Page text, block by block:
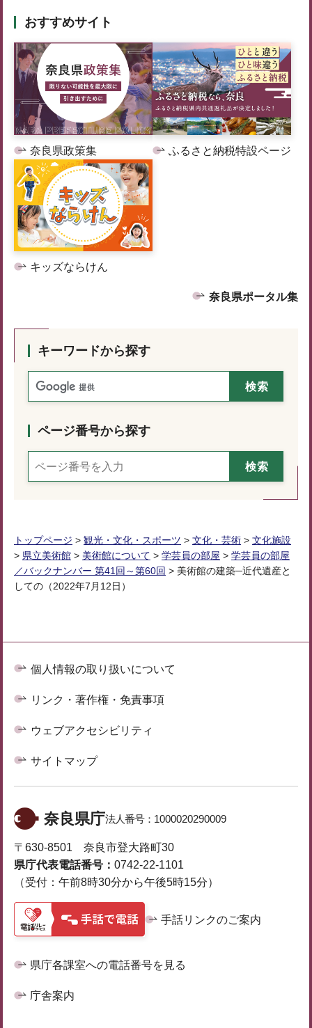
おすすめサイト
奈良県政策集 ふるさと納税特設ページ
キッズならけん
奈良県ポータル集
キーワードから探す
ページ番号から探す
トップページ > 観光・文化・スポーツ > 文化・芸術 > 文化施設
> 県立美術館 > 美術館について > 学芸員の部屋 > 学芸員の部屋
／バックナンバー 第41回～第60回 > 美術館の建築─近代遺産と
しての（2022年7月12日）
個人情報の取り扱いについて
リンク・著作権・免責事項
ウェブアクセシビリティ
サイトマップ
奈良県庁法人番号： 1000020290009
〒630-8501 奈良市登大路町30
県庁代表電話番号： 0742-22-1101
（受付：午前8時30分から午後5時15分）
手話リンクのご案内
県庁各課室への電話番号を見る
庁舎案内